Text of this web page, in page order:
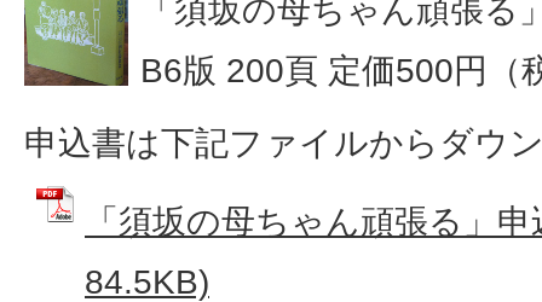
「須坂の母ちゃん頑張る
B6版 200頁 定価500円（
申込書は下記ファイルからダウ
「須坂の母ちゃん頑張る」
84.5KB)